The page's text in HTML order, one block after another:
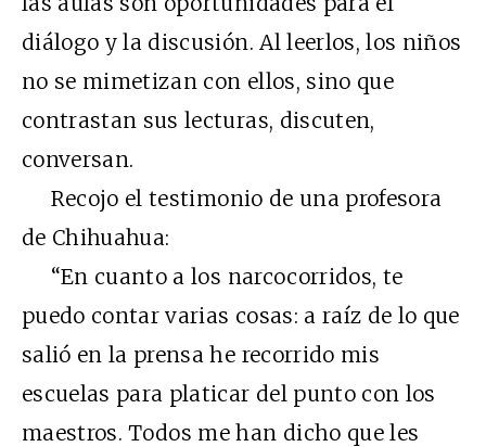
diálogo y la discusión. Al leerlos, los niños
no se mimetizan con ellos, sino que
contrastan sus lecturas, discuten,
conversan.
Recojo el testimonio de una profesora
de Chihuahua:
“En cuanto a los narcocorridos, te
puedo contar varias cosas: a raíz de lo que
salió en la prensa he recorrido mis
escuelas para platicar del punto con los
maestros. Todos me han dicho que les